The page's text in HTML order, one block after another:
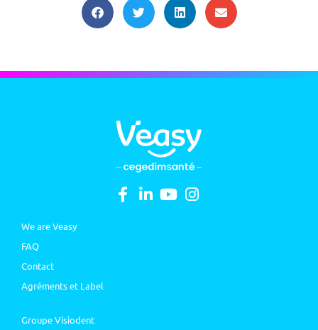
We are Veasy
FAQ
Contact
Agréments et Label
Groupe Visiodent